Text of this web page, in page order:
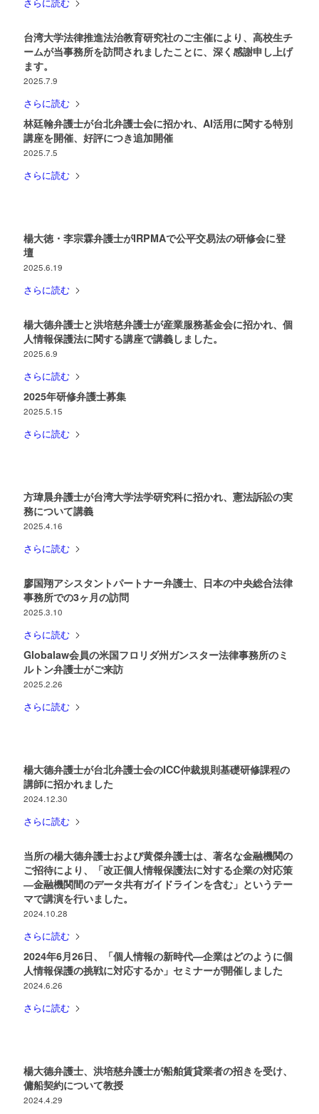
台湾大学法律推進法治教育研究社のご主催により、高校生チ
ームが当事務所を訪問されましたことに、深く感謝申し上げ
ます。
2025.7.9
さらに読む
林廷翰弁護士が台北弁護士会に招かれ、AI活用に関する特別
講座を開催、好評につき追加開催
2025.7.5
さらに読む
楊大徳・李宗霖弁護士がIRPMAで公平交易法の研修会に登
壇
2025.6.19
さらに読む
楊大德弁護士と洪培慈弁護士が産業服務基金会に招かれ、個
人情報保護法に関する講座で講義しました。
2025.6.9
さらに読む
2025年研修弁護士募集
2025.5.15
さらに読む
方瑋晨弁護士が台湾大学法学研究科に招かれ、憲法訴訟の実
務について講義
2025.4.16
さらに読む
廖国翔アシスタントパートナー弁護士、日本の中央総合法律
事務所での3ヶ月の訪問
2025.3.10
さらに読む
Globalaw会員の米国フロリダ州ガンスター法律事務所のミ
ルトン弁護士がご来訪
2025.2.26
さらに読む
楊大德弁護士が台北弁護士会のICC仲裁規則基礎研修課程の
講師に招かれました
2024.12.30
さらに読む
当所の楊大德弁護士および黄傑弁護士は、著名な金融機関の
ご招待により、「改正個人情報保護法に対する企業の対応策
―金融機関間のデータ共有ガイドラインを含む」というテー
マで講演を行いました。
2024.10.28
さらに読む
2024年6月26日、「個人情報の新時代—企業はどのように個
人情報保護の挑戦に対応するか」セミナーが開催しました
2024.6.26
さらに読む
楊大德弁護士、洪培慈弁護士が船舶賃貸業者の招きを受け、
傭船契約について教授
2024.4.29